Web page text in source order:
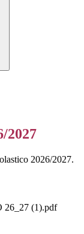
2027
2026/2027.
(1).pdf